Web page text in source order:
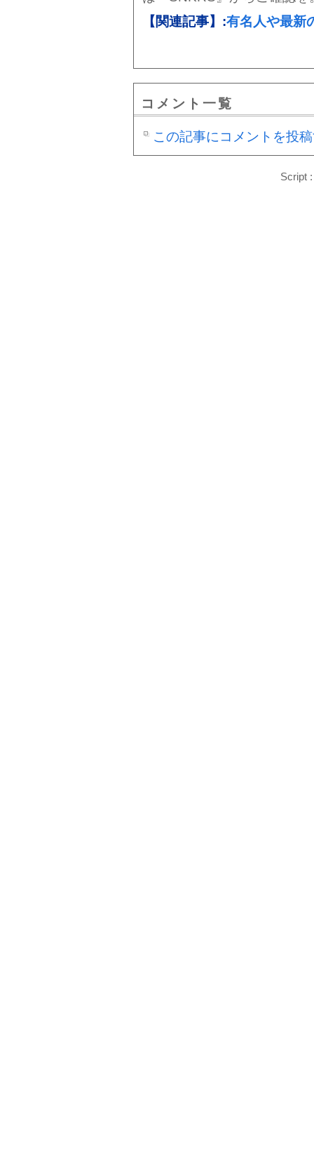
【関連記事】:有名人や最新
コメント一覧
この記事にコメントを投
Script